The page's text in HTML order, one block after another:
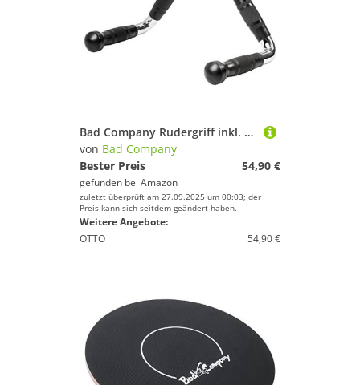
Bad Company Rudergriff inkl. Drehgelenk mit Gummi-Griffen I BC-49
von Bad Company
Bester Preis
54,90 €
gefunden bei Amazon
zuletzt überprüft am 27.09.2025 um 00:03; der
Preis kann sich seitdem geändert haben.
Weitere Angebote:
OTTO
54,90 €